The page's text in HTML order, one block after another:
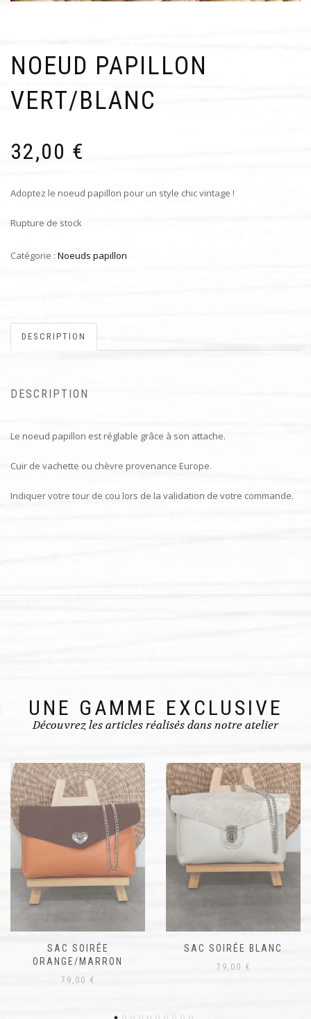
NOEUD PAPILLON
VERT/BLANC
32,00 €
Adoptez le noeud papillon pour un style chic vintage !
Rupture de stock
Catégorie : Noeuds papillon
DESCRIPTION
DESCRIPTION
Le noeud papillon est réglable grâce à son attache.
Cuir de vachette ou chèvre provenance Europe.
Indiquer votre tour de cou lors de la validation de votre commande.
UNE GAMME EXCLUSIVE
Découvrez les articles réalisés dans notre atelier
SAC SOIRÉE
ORANGE/MARRON
79,00 €
SAC SOIRÉE BLANC
79,00 €